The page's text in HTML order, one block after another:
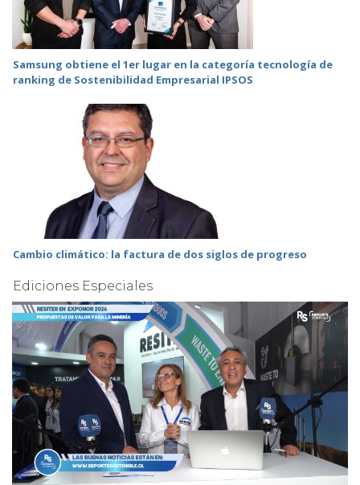
Samsung obtiene el 1er lugar en la categoría tecnología de
ranking de Sostenibilidad Empresarial IPSOS
Cambio climático: la factura de dos siglos de progreso
Ediciones Especiales